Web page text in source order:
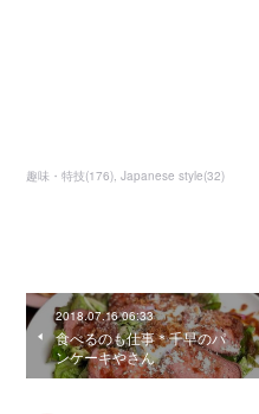
趣味・特技(176) Japanese style(32)
2018.07.16 06:33
食べるのも仕事＊千早のパ
ンケーキやさん